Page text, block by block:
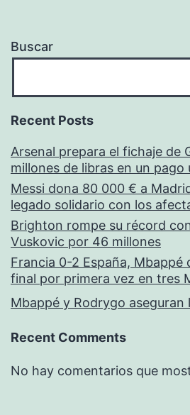
Buscar
Recent Posts
Arsenal prepara el fichaje de
millones de libras en un pago
Messi dona 80 000 € a
legado solidario con los
Brighton rompe su récord
Vuskovic por 46 millones
Francia 0-2 España, Mbappé
final por primera vez en tres
Mbappé y Rodrygo aseguran
Recent Comments
No hay comentarios que